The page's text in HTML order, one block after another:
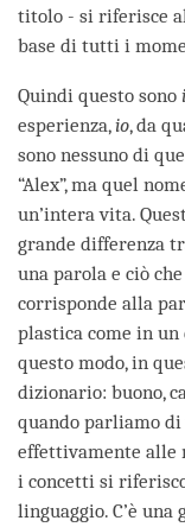
titolo - si riferisce
base di tutti i
Quindi questo sono
esperienza,io, da
sono nessuno di
“Alex”, ma quel
un’intera vita.
grande differenza
una parola e ciò
corrisponde alla
plastica come in un
questo modo, in
dizionario: buono,
quando parliamo di
effettivamente alle
i concetti si
linguaggio. C’è